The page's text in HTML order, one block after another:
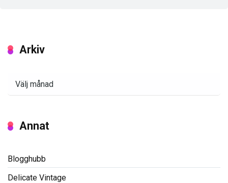
Arkiv
Annat
Blogghubb
Delicate Vintage